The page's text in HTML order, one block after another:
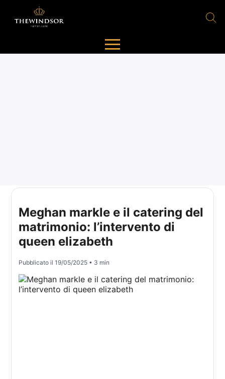
Meghan markle e il catering del
matrimonio: l’intervento di
queen elizabeth
Pubblicato il19/05/2025 • 3 min